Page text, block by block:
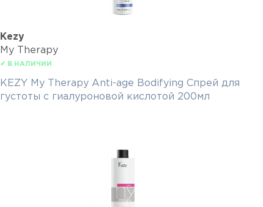
Kezy
My Therapy
✔ В НАЛИЧИИ
KEZY My Therapy Anti-age Bodifying Спрей для
густоты с гиалуроновой кислотой 200мл